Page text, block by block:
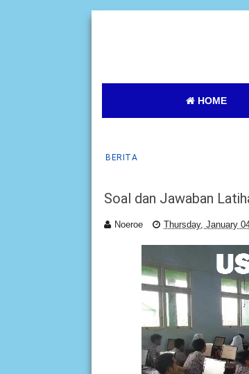
HOME
BERITA
Soal dan Jawaban
Noeroe Thursday, January